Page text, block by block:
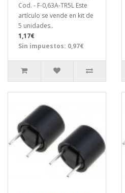
Cod. - F-0,63A-TR5L Este
artículo se vende en kit de
5 unidades..
1,17€
Sin impuestos: 0,97€